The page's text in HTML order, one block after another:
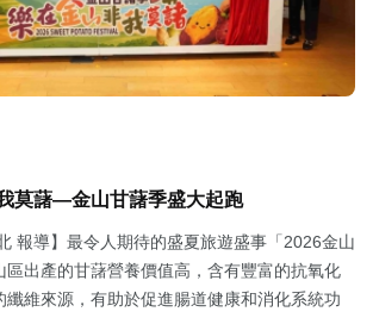
莫藷—金山甘藷季盛大起跑
報導】最令人期待的盛夏旅遊盛事「2026金山
區出產的甘藷營養價值高，含有豐富的抗氧化
纖維來源，有助於促進腸道健康和消化系統功